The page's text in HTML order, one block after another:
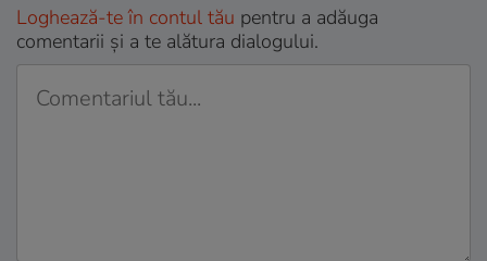
Loghează-te în contul tău pentru a adăuga
comentarii și a te alătura dialogului.